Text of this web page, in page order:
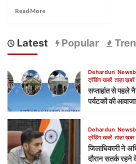
Read More
Latest Popular
Dehardun
ट्रेंडिंग खबरें ताज़ा ख़बरें
सप्ताहांत से पहले
पर्यटकों की
Dehardun
ट्रेंडिंग खबरें ताज़ा ख़बर
जिलाधिकारी ने
दौरान सतर्क रहने